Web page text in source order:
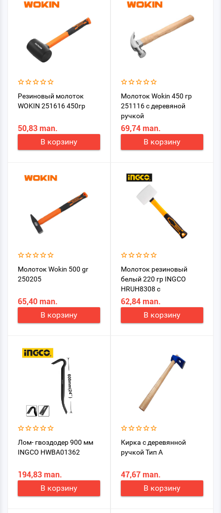
Резиновый молоток
WOKIN 251616 450гр
50,83 man.
В корзину
Молоток Wokin 450 гр
251116 с деревяной
ручкой
69,74 man.
В корзину
Молоток Wokin 500 gr
250205
65,40 man.
В корзину
Молоток резиновый
белый 220 гр INGCO
HRUH8308 с
фибергласовой
рукояткой
62,84 man.
В корзину
Лом- гвоздодер 900 мм
INGCO HWBA01362
194,83 man.
В корзину
Кирка с деревянной
ручкой Тип А
47,67 man.
В корзину